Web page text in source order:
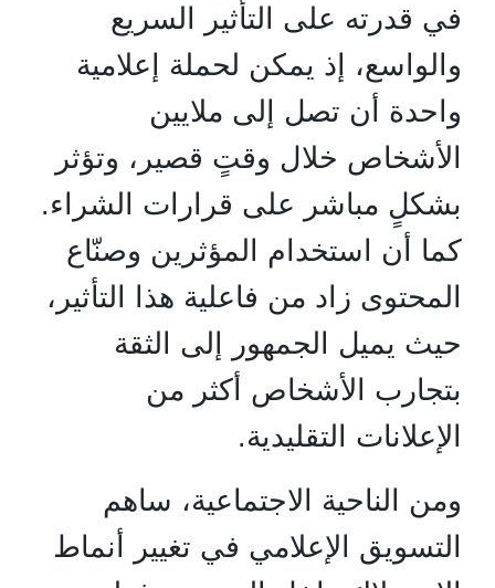
في قدرته على التأثير السريع
والواسع، إذ يمكن لحملة إعلامية
واحدة أن تصل إلى ملايين
الأشخاص خلال وقتٍ قصير، وتؤثر
بشكلٍ مباشر على قرارات الشراء.
كما أن استخدام المؤثرين وصنّاع
المحتوى زاد من فاعلية هذا التأثير،
حيث يميل الجمهور إلى الثقة
بتجارب الأشخاص أكثر من
الإعلانات التقليدية.
ومن الناحية الاجتماعية، ساهم
التسويق الإعلامي في تغيير أنماط